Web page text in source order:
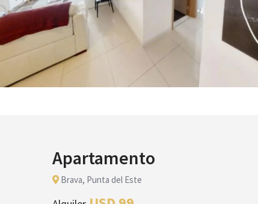
Apartamento
Brava, Punta del Este